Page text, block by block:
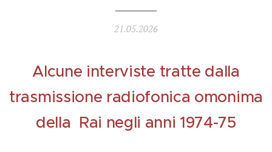
21.05.2026
Alcune interviste tratte dalla
trasmissione radiofonica omonima
della Rai negli anni 1974-75